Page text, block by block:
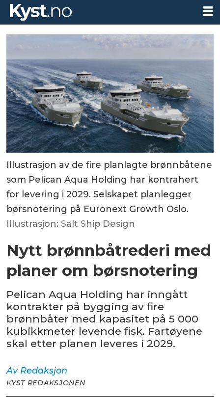
Illustrasjon av de fire planlagte brønnbåtene
som Pelican Aqua Holding har kontrahert
for levering i 2029. Selskapet planlegger
børsnotering på Euronext Growth Oslo.
Illustrasjon: Salt Ship Design
Nytt brønnbåtrederi med
planer om børsnotering
Pelican Aqua Holding har inngått
kontrakter på bygging av fire
brønnbåter med kapasitet på 5 000
kubikkmeter levende fisk. Fartøyene
skal etter planen leveres i 2029.
Av Redaksjon
KYST REDAKSJONEN